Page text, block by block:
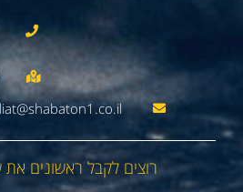
רוצים לקבל ראשונים את